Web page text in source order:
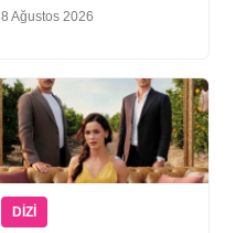
8 Ağustos 2026
DIZI